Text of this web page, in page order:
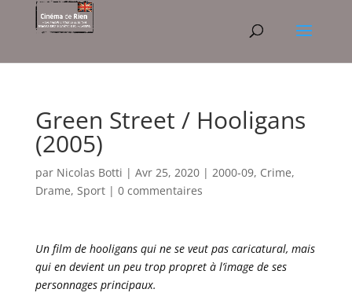
Green Street / Hooligans
(2005)
par Nicolas Botti | Avr 25, 2020| 2000-09, Crime,
Drame, Sport| 0 commentaires
Un film de hooligans qui ne se veut pas caricatural, mais
qui en devient un peu trop propret à l’image de ses
personnages principaux.